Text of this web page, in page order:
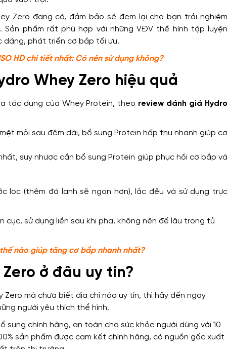
Zero đang có, đảm bảo sẽ đem lại cho bạn trải nghiệm
phẩm rất phù hợp với những VĐV thể hình tập luyện
dáng, phát triển cơ bắp tối ưu.
HD chi tiết nhất: Có nên sử dụng không?
Whey Zero hiệu quả
tác dụng của Whey Protein, theo review đánh giá Hydro
mỏi sau đêm dài, bổ sung Protein hấp thu nhanh giúp cơ
suy nhược cần bổ sung Protein giúp phục hồi cơ bắp và
lọc (thêm đá lạnh sẽ ngon hơn), lắc đều và sử dụng trực
cục, sử dụng liền sau khi pha, không nên để lâu trong tủ
nào giúp tăng cơ bắp nhanh nhất?
ở đâu uy tín?
Zero mà chưa biết địa chỉ nào uy tín, thì hãy đến ngay
người yêu thích thể hình.
chính hãng, an toàn cho sức khỏe người dùng với 10
sản phẩm được cam kết chính hãng, có nguồn gốc xuất